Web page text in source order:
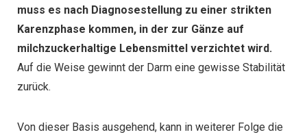
muss es nach Diagnosestellung zu einer strikten
Karenzphase kommen, in der zur Gänze auf
milchzuckerhaltige Lebensmittel verzichtet wird.
Auf die Weise gewinnt der Darm eine gewisse Stabilität
zurück.
Von dieser Basis ausgehend, kann in weiterer Folge die